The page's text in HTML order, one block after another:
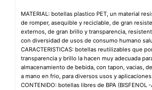
MATERIAL: botellas plastico PET, un material
de romper, asequible y reciclable, de gran
externos, de gran brillo y transparencia,
con diversidad de usos de consumo humano
CARACTERISTICAS: botellas reutilizables que
transparencia y brillo la hacen muy adecuada
almacenamiento de bebida, con tapon, vacias,
a mano en frio, para diversos usos y
CONTENIDO: botellas libres de BPA (BISFENOL